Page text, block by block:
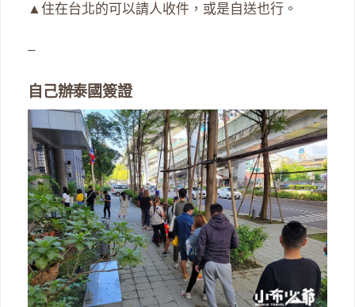
▲住在台北的可以請人收件，或是自送也行。
–
自己辦泰國簽證